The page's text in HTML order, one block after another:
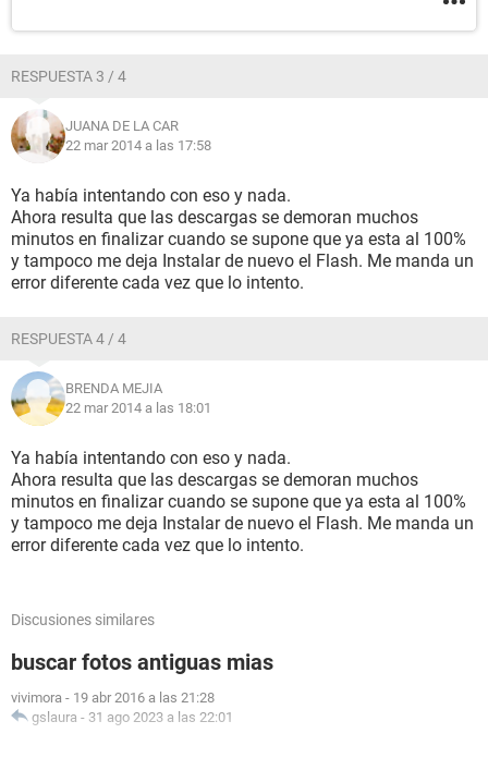
RESPUESTA 3 / 4
JUANA DE LA CAR
22 mar 2014 a las 17:58
Ya había intentando con eso y nada.
Ahora resulta que las descargas se demoran muchos
minutos en finalizar cuando se supone que ya esta al 100%
y tampoco me deja Instalar de nuevo el Flash. Me manda un
error diferente cada vez que lo intento.
RESPUESTA 4 / 4
BRENDA MEJIA
22 mar 2014 a las 18:01
Ya había intentando con eso y nada.
Ahora resulta que las descargas se demoran muchos
minutos en finalizar cuando se supone que ya esta al 100%
y tampoco me deja Instalar de nuevo el Flash. Me manda un
error diferente cada vez que lo intento.
Discusiones similares
buscar fotos antiguas mias
vivimora - 19 abr 2016 a las 21:28
gslaura - 31 ago 2023 a las 22:01